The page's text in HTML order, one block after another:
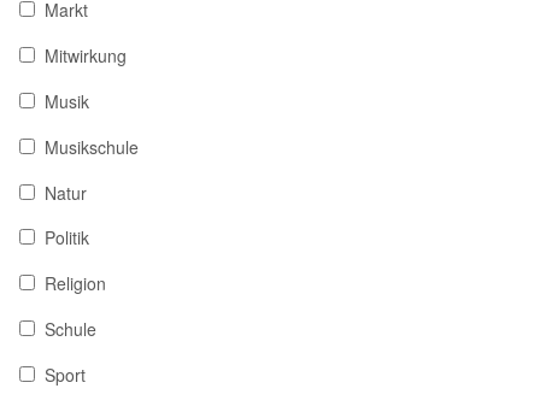
Markt
Mitwirkung
Musik
Musikschule
Natur
Politik
Religion
Schule
Sport